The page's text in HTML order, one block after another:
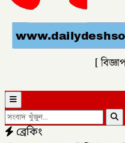
[
ব্রেকিং